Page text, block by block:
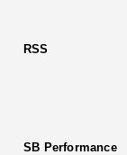
RSS
SB Performance